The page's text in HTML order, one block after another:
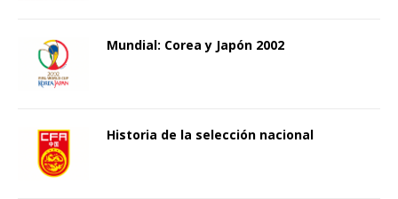
Mundial: Corea y Japón 2002
Historia de la selección nacional